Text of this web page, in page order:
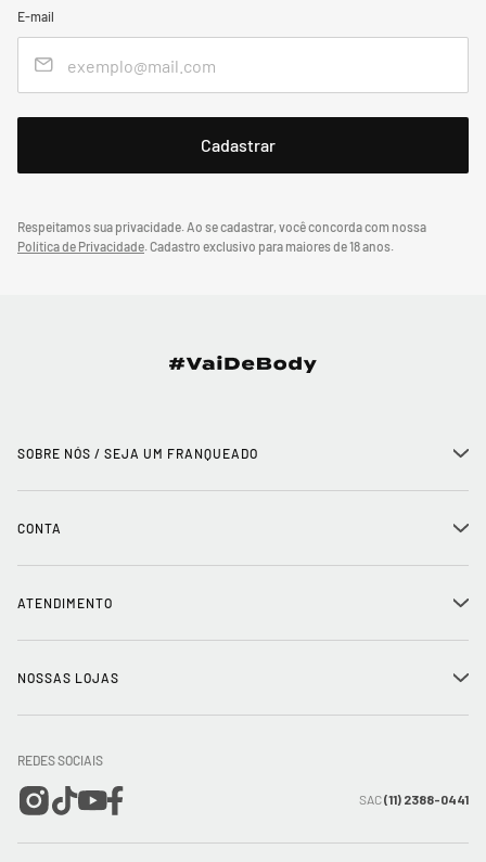
E-mail
Respeitamos sua privacidade. Ao se cadastrar, você concorda com nossa
Política de Privacidade.Cadastro exclusivo para maiores de 18 anos.
SOBRE NÓS / SEJA UM FRANQUEADO +
Trabalhe conosco
Mapa do Site
CONTA +
Meus pedidos
Wishlist
ATENDIMENTO +
Entrega e Frete
Trocas e Devoluções
NOSSAS LOJAS +
REDES SOCIAIS
SAC(11) 2388-0441